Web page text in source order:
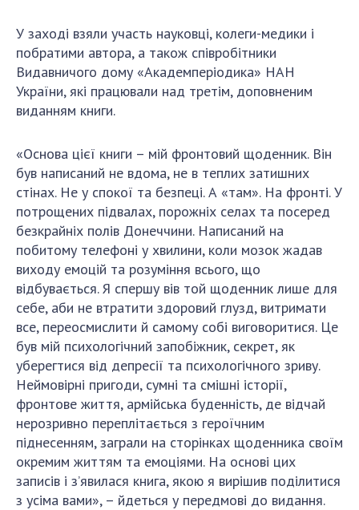
Сесії Загальних зборів НАН України
Річні звіти НАН України
Річні фінансові звіти НАН України
Наукові публікації та видавнича діяльність
Охорона прав інтелектуальної власності та
Наукові об'єкти, що становлять національне
надбання
Центри колективного користування
науковими приладами НАН України
Оцінювання ефективності діяльності
наукових установ
Конкурси наукових досліджень НАН України
Відкрита наука в НАН України
Підготовка наукових кадрів
Робота з молоддю
МІЖНАРОДНЕ СПІВРОБІТНИЦТВО
Членство в міжнародних організаціях
Міжнародні угоди
Міжнародні програми та конкурси
У заході взяли участь науковці, колеги-медики і
побратими автора, а також співробітники
Видавничого дому «Академперіодика» НАН
України, які працювали над третім, доповненим
виданням книги.
«Основа цієї книги – мій фронтовий щоденник. Він
був написаний не вдома, не в теплих затишних
стінах. Не у спокої та безпеці. А «там». На фронті. У
потрощених підвалах, порожніх селах та посеред
безкрайніх полів Донеччини. Написаний на
побитому телефоні у хвилини, коли мозок жадав
виходу емоцій та розуміння всього, що
відбувається. Я спершу вів той щоденник лише для
себе, аби не втратити здоровий глузд, витримати
все, переосмислити й самому собі виговоритися. Це
був мій психологічний запобіжник, секрет, як
уберегтися від депресії та психологічного зриву.
Неймовірні пригоди, сумні та смішні історії,
фронтове життя, армійська буденність, де відчай
нерозривно переплітається з героїчним
піднесенням, заграли на сторінках щоденника своїм
окремим життям та емоціями. На основі цих
записів і з’явилася книга, якою я вирішив поділитися
з усіма вами», – йдеться у передмові до видання.